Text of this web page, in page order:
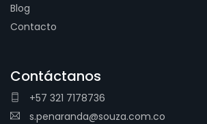
Blog
Contacto
Contáctanos
+57 321 7178736
s.penaranda@souza.com.co